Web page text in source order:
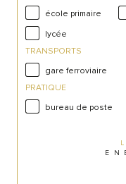
école primaire
lycée
TRANSPORTS
gare ferroviaire
PRATIQUE
bureau de poste